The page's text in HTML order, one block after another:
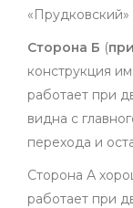
«Прудковский»
Сторона Б (
конструкция
работает при
видна с
перехода и
Сторона А
работает при